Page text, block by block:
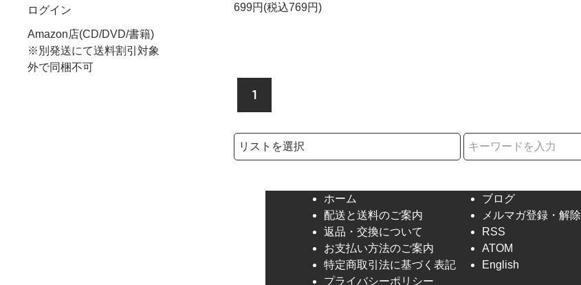
ログイン
Amazon店(CD/DVD/書籍)
※別発送にて送料割引対象
外で同梱不可
699円(税込769円)
1
検索リストの選択
ホーム
配送と送料のご案内
返品・交換について
お支払い方法のご案内
特定商取引法に基づく表記
プライバシーポリシー
ブログ
メルマガ登録・解除
RSS
ATOM
English